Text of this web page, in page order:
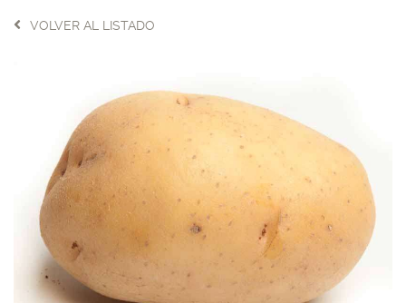
VOLVER AL LISTADO